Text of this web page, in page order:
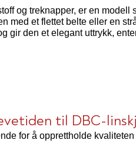
og treknapper, er en
med et flettet belte eller en
gir den et elegant uttrykk,
til DBC-
for å opprettholde